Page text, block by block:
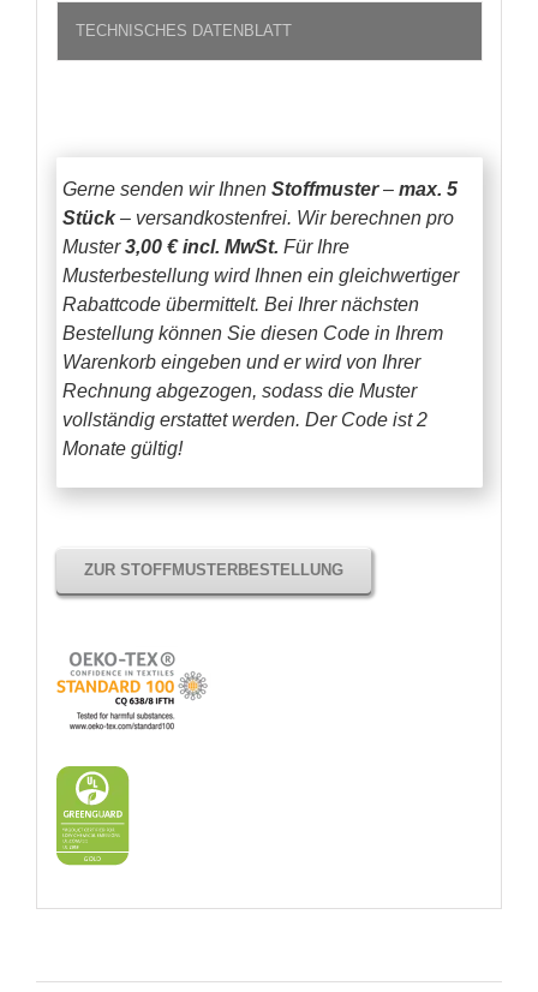
TECHNISCHES DATENBLATT
Gerne senden wir Ihnen Stoffmuster– max. 5
Stück– versandkostenfrei. Wir berechnen pro
Muster3,00 € incl. MwSt. Für Ihre
Musterbestellung wird Ihnen ein gleichwertiger
Rabattcode übermittelt. Bei Ihrer nächsten
Bestellung können Sie diesen Code in Ihrem
Warenkorb eingeben und er wird von Ihrer
Rechnung abgezogen, sodass die Muster
vollständig erstattet werden. Der Code ist 2
Monate gültig!
ZUR STOFFMUSTERBESTELLUNG